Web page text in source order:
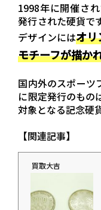
1998年に開催さ
発行された硬貨で
デザインにはオリ
モチーフが描か
国内外のスポーツ
に限定発行のもの
対象となる記念硬
【関連記事】
買取大吉